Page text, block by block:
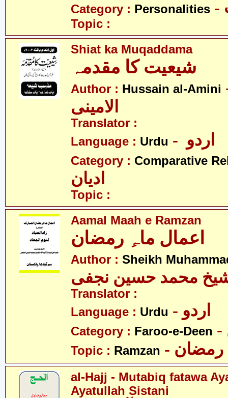
Category : Personalities
Topic :
Shiat ka Muqaddama
Author : Hussain al-Amini
الامینی
Translator :
Language : Urdu
Category : Comparative
ادیان
Topic :
Aamal Maah e Ramzan
اعمال ماہِ رمضان
Author : Sheikh
محمد حسین نجفی
Translator :
Language : Urdu - اردو
Category : Faroo-e-Deen
Topic : Ramzan - رمضان
al-Hajj - Mutabiq fatawa
Ayatullah Sistani